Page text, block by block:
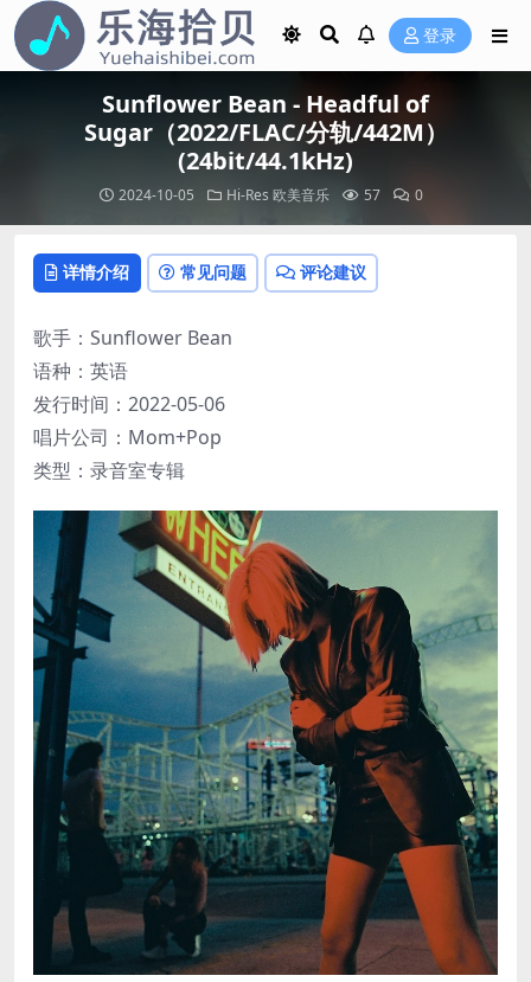
登录
Sunflower Bean - Headful of
Sugar（2022/FLAC/分轨/442M）
(24bit/44.1kHz)
2024-10-05 Hi-Res 欧美音乐 57 0
详情介绍 常见问题 评论建议
歌手：Sunflower Bean
语种：英语
发行时间：2022-05-06
唱片公司：Mom+Pop
类型：录音室专辑